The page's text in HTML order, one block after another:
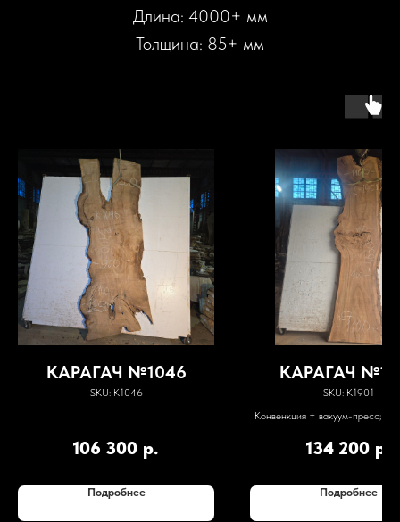
Длина: 4000+ мм
Толщина: 85+ мм
КАРАГАЧ №1046
SKU: К1046
106 300 р.
Подробнее
КАРАГАЧ
SKU: К1901
Конвенкция + вакуум-пресс;
134 200 р.
Подробнее